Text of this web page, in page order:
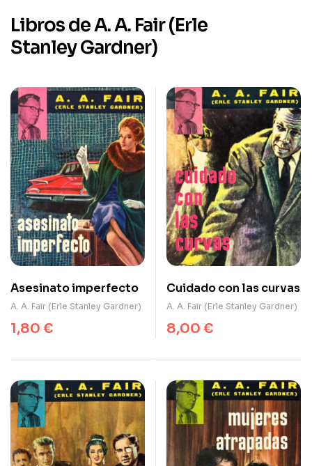
Libros de A. A. Fair (Erle
Stanley Gardner)
Asesinato imperfecto
A. A. Fair (Erle Stanley Gardner)
1,80 €
Cuidado con las curvas
A. A. Fair (Erle Stanley Gardner)
8,00 €